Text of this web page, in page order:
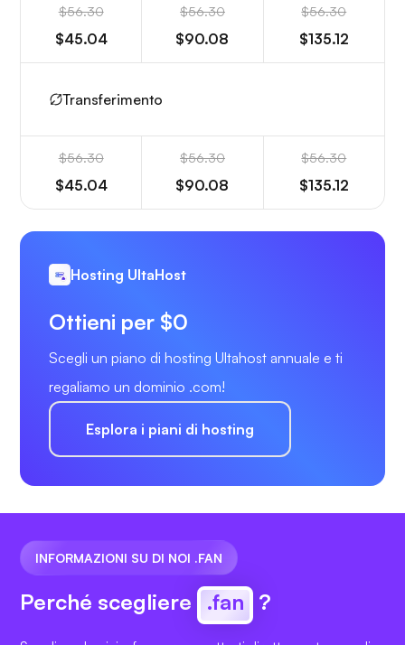
$56.30
$45.04
$56.30
$90.08
$56.30
$135.12
Transferimento
$56.30
$45.04
$56.30
$90.08
$56.30
$135.12
Hosting UltaHost
Ottieni per $0
Scegli un piano di hosting Ultahost annuale e ti
regaliamo un dominio .com!
Esplora i piani di hosting
INFORMAZIONI SU DI NOI .FAN
Perché scegliere .fan ?